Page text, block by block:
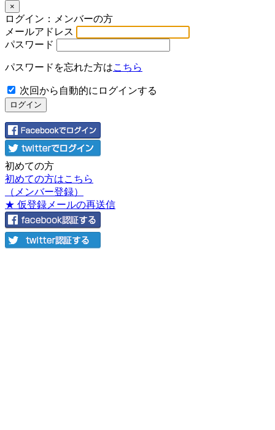
×
ログイン：メンバーの方
メールアドレス
パスワード
パスワードを忘れた方はこちら
次回から自動的にログインする
初めての方
初めての方はこちら
（メンバー登録）
★ 仮登録メールの再送信